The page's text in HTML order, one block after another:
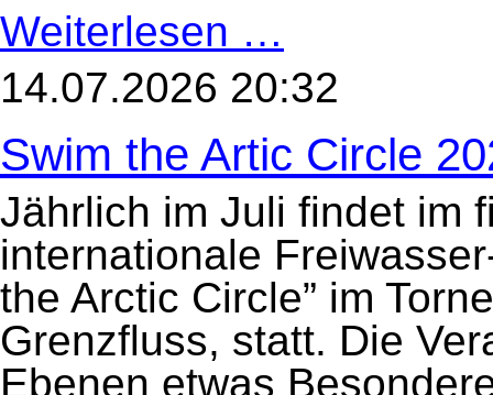
Weiterlesen … für
Aschenbrödel
14.07.2026 20:32
Swim the Artic Circle
Jährlich im Juli findet im
internationale
the Arctic Circle” im
Grenzfluss, statt. Die
Ebenen etwas